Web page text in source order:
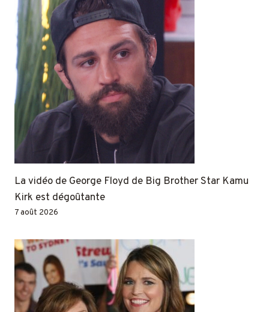
La vidéo de George Floyd de Big Brother Star Kamu
Kirk est dégoûtante
7 août 2026